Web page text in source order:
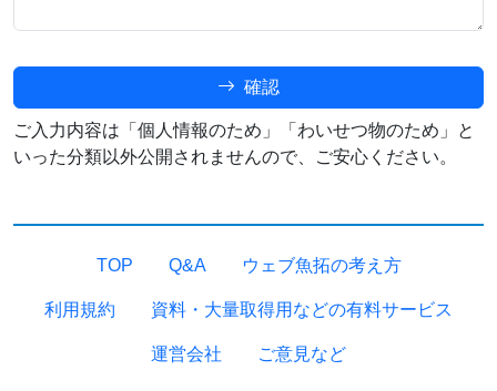
確認
ご入力内容は「個人情報のため」「わいせつ物のため」と
いった分類以外公開されませんので、ご安心ください。
TOP Q&A ウェブ魚拓の考え方
利用規約 資料・大量取得用などの有料サービス
運営会社 ご意見など